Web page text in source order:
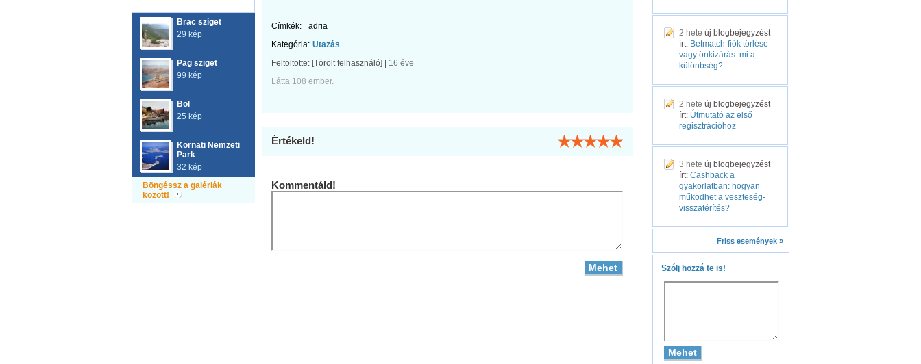
Brac sziget
29 kép
Pag sziget
99 kép
Bol
25 kép
Kornati Nemzeti
Park
32 kép
Böngéssz a galériák
között!
Címkék:
adria
Kategória: Utazás
Feltöltötte: [Törölt felhasználó]
16 éve
Látta 108 ember.
Értékeld!
Kommentáld!
2 hete új blogbejegyzést
írt: Betmatch-fiók törlése
vagy önkizárás: mi a
különbség?
2 hete új blogbejegyzést
írt: Útmutató az első
regisztrációhoz
3 hete új blogbejegyzést
írt: Cashback a
gyakorlatban: hogyan
működhet a veszteség-
visszatérítés?
Friss események »
Szólj hozzá te is!